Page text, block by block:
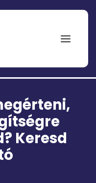
Keresd